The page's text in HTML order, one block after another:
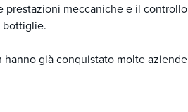
prestazioni meccaniche e il controllo
bottiglie.
già conquistato molte aziende